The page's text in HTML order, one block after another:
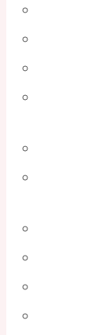
ョ
ン